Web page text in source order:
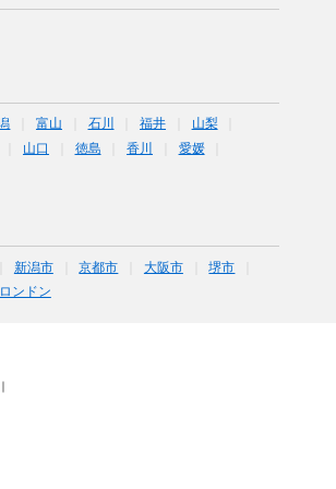
富山 石川 福井
山梨
山口 徳島 香川
愛媛
新潟市 京都市 大阪市
堺市
ロンドン